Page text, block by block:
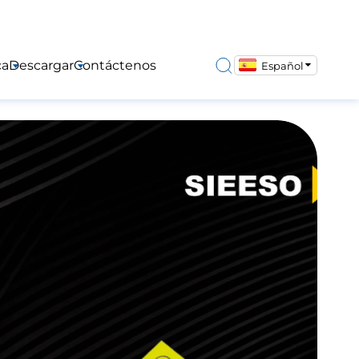
DescargarContáctenos Español